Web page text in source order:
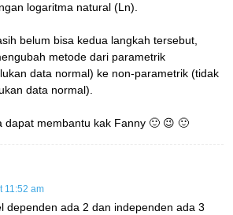
logaritma natural (Ln).
belum bisa kedua langkah tersebut,
metode dari parametrik
data normal) ke non-parametrik (tidak
data normal).
dapat membantu kak Fanny 🙂 😉 🙂
11:52 am
dependen ada 2 dan independen ada 3